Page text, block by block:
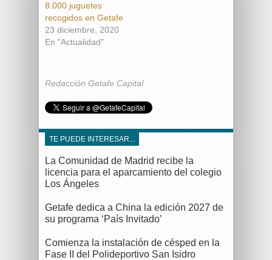
8.000 juguetes
recogidos en Getafe
23 diciembre, 2020
En "Actualidad"
Redacción Getafe Capital
TE PUEDE INTERESAR...
La Comunidad de Madrid recibe la
licencia para el aparcamiento del colegio
Los Ángeles
Getafe dedica a China la edición 2027 de
su programa ‘País Invitado’
Comienza la instalación de césped en la
Fase II del Polideportivo San Isidro